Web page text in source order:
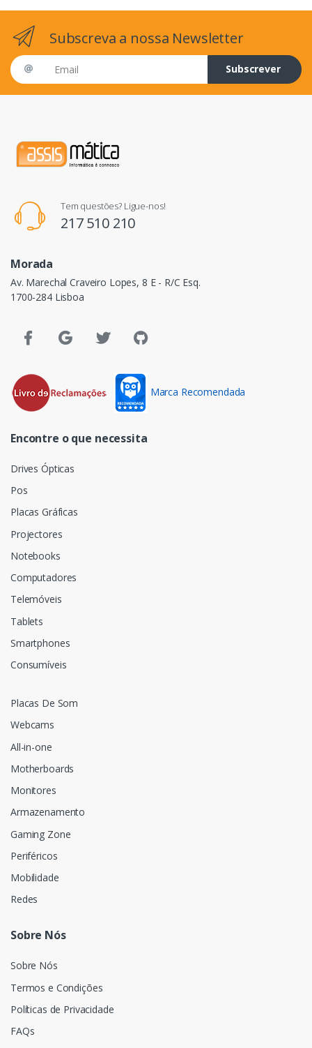
Subscreva a nossa Newsletter
Email address
Subscrever
Tem questões? Ligue-nos!
217 510 210
Morada
Av. Marechal Craveiro Lopes, 8 E - R/C Esq.
1700-284 Lisboa
Marca Recomendada
Encontre o que necessita
Drives Ópticas
Pos
Placas Gráficas
Projectores
Notebooks
Computadores
Telemóveis
Tablets
Smartphones
Consumíveis
Placas De Som
Webcams
All-in-one
Motherboards
Monitores
Armazenamento
Gaming Zone
Periféricos
Mobilidade
Redes
Sobre Nós
Sobre Nós
Termos e Condições
Políticas de Privacidade
FAQs